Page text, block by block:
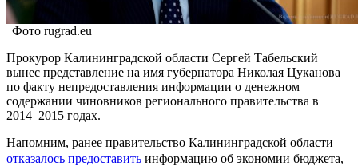
Фото rugrad.eu
Прокурор Калининградской области Сергей Табельский
вынес представление на имя губернатора Николая Цуканова
по факту непредоставления информации о денежном
содержании чиновников регионального правительства в
2014–2015 годах.
Напомним, ранее правительство Калининградской области
отказалось предоставить информацию об экономии бюджета,